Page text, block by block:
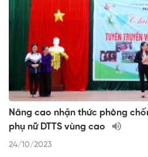
Nâng cao nhận thức phòng
phụ nữ DTTS vùng cao
24/10/2023